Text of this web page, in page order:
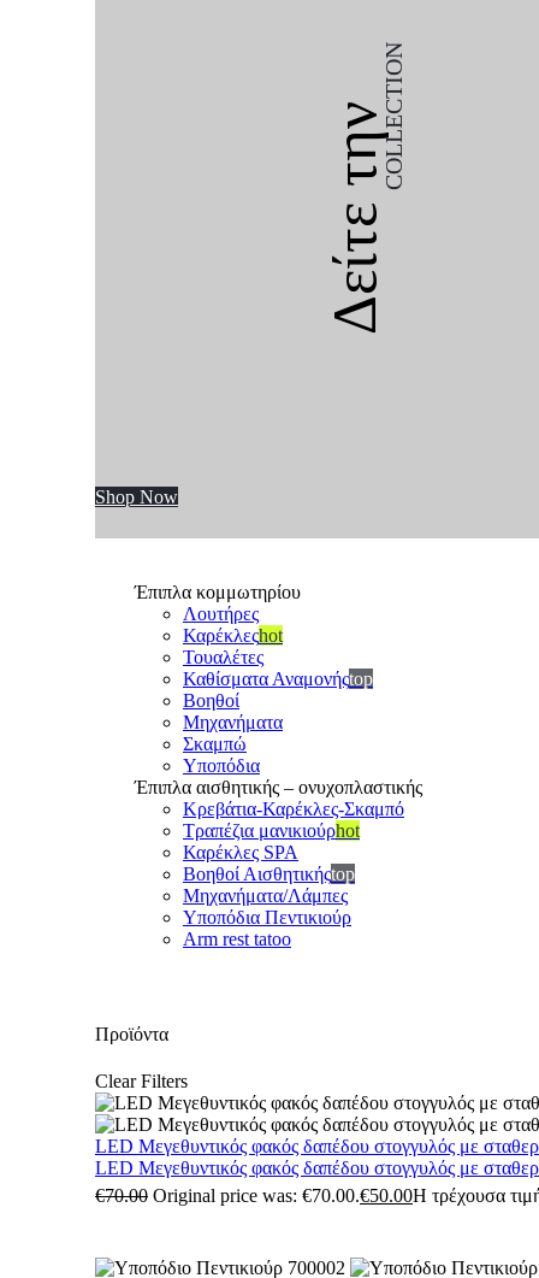
Δείτε τηνCOLLECTION
Shop Now
Έπιπλα κομμωτηρίου
Λουτήρες
Καρέκλεςhot
Τουαλέτες
Καθίσματα Αναμονήςtop
Βοηθοί
Μηχανήματα
Σκαμπώ
Υποπόδια
Έπιπλα αισθητικής – ονυχοπλαστικής
Κρεβάτια-Καρέκλες-Σκαμπό
Τραπέζια μανικιούρhot
Καρέκλες SPA
Βοηθοί Αισθητικήςtop
Μηχανήματα/Λάμπες
Υποπόδια Πεντικιούρ
Arm rest tatoo
Προϊόντα
Clear Filters
LED Μεγεθυντικός φακός δαπέδου στογγυλός με
LED Μεγεθυντικός φακός δαπέδου στογγυλός με
€70.00 Original price was: €70.00.€50.00Η τρέχουσα